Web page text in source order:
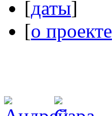
[даты]
[о проекте